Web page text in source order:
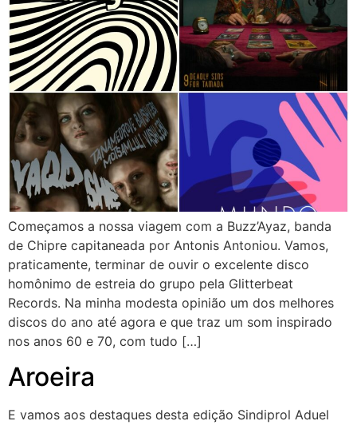
Começamos a nossa viagem com a Buzz’Ayaz, banda
de Chipre capitaneada por Antonis Antoniou. Vamos,
praticamente, terminar de ouvir o excelente disco
homônimo de estreia do grupo pela Glitterbeat
Records. Na minha modesta opinião um dos melhores
discos do ano até agora e que traz um som inspirado
nos anos 60 e 70, com tudo […]
Aroeira
E vamos aos destaques desta edição Sindiprol Aduel